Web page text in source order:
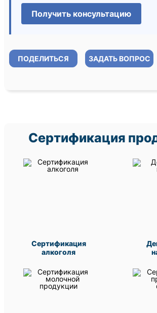
Получить консультацию
ПОДЕЛИТЬСЯ ЗАДАТЬ ВОПРОС
Сертификация
Сертификация
алкоголя